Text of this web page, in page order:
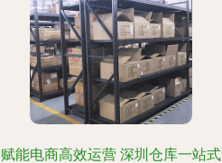
赋能电商高效运营 深圳仓库一站式